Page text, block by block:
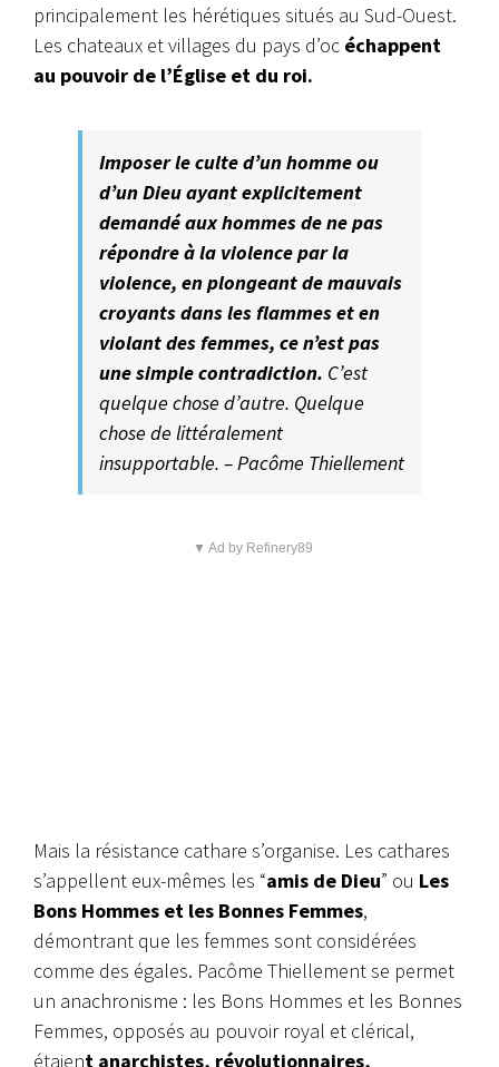
principalement les hérétiques situés au Sud-Ouest.
Les chateaux et villages du pays d’oc échappent
au pouvoir de l’Église et du roi.
Imposer le culte d’un homme ou
d’un Dieu ayant explicitement
demandé aux hommes de ne pas
répondre à la violence par la
violence, en plongeant de mauvais
croyants dans les flammes et en
violant des femmes, ce n’est pas
une simple contradiction. C’est
quelque chose d’autre. Quelque
chose de littéralement
insupportable. – Pacôme Thiellement
▼ Ad by Refinery89
Mais la résistance cathare s’organise. Les cathares
s’appellent eux-mêmes les “amis de Dieu” ou Les
Bons Hommes et les Bonnes Femmes,
démontrant que les femmes sont considérées
comme des égales. Pacôme Thiellement se permet
un anachronisme : les Bons Hommes et les Bonnes
Femmes, opposés au pouvoir royal et clérical,
étaient anarchistes, révolutionnaires,